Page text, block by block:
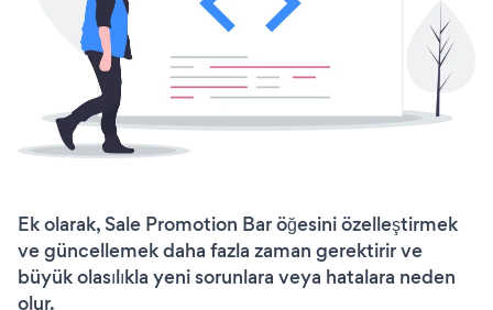
Ek olarak, Sale Promotion Bar öğesini özelleştirmek
ve güncellemek daha fazla zaman gerektirir ve
büyük olasılıkla yeni sorunlara veya hatalara neden
olur.